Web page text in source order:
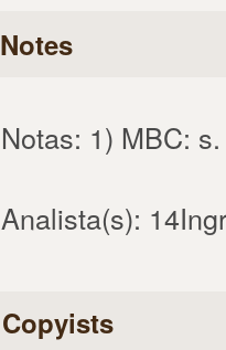
Notes
Notas: 1) MBC:
Analista(s):
Copyists